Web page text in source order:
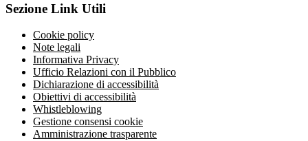
Sezione Link Utili
Cookie policy
Note legali
Informativa Privacy
Ufficio Relazioni con il Pubblico
Dichiarazione di accessibilità
Obiettivi di accessibilità
Whistleblowing
Gestione consensi cookie
Amministrazione trasparente